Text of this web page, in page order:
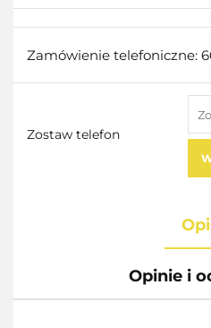
Zamówienie telefoniczne:
Zostaw telefon
Opinie i